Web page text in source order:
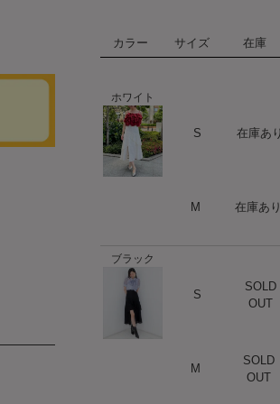
カラー サイズ 在庫
ホワイト
S 在庫あ
ハート
M 在庫あ
ブラック
S
SOLD
OUT
M
SOLD
OUT